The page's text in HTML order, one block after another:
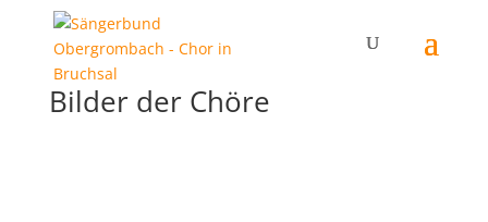
Bilder der Chöre